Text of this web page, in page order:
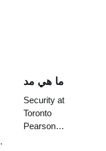
ما هي مد
Security at
Toronto
Pearson